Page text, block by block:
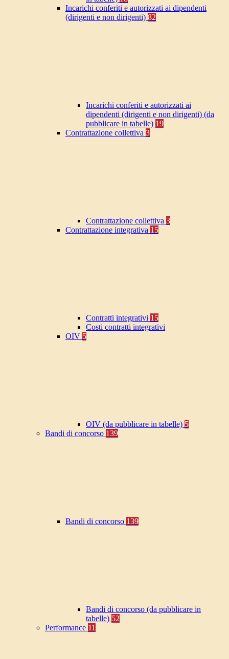
Incarichi conferiti e autorizzati ai dipendenti
(dirigenti e non dirigenti) 82
Incarichi conferiti e autorizzati ai
dipendenti (dirigenti e non dirigenti) (da
pubblicare in tabelle) 19
Contrattazione collettiva 3
Contrattazione collettiva 3
Contrattazione integrativa 15
Contratti integrativi 15
Costi contratti integrativi
OIV 5
OIV (da pubblicare in tabelle) 5
Bandi di concorso 139
Bandi di concorso 139
Bandi di concorso (da pubblicare in
tabelle) 52
Performance 11